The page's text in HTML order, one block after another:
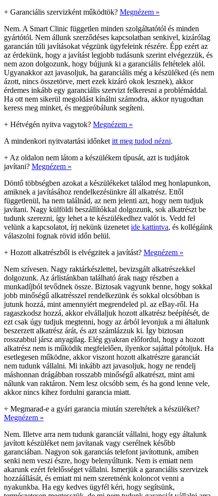
+ Garanciális szervizként működtök? Megnézem »
Nem. A Smart Clinic független minden szolgáltatótól és minden
gyártótól. Nem állunk szerződéses kapcsolatban senkivel, kizárólag
garancián túli javításokat végzünk ügyfeleink részére. Épp ezért az
az érdekünk, hogy a javítást legjobb tudásunk szerint elvégezzük, és
nem azon dolgozunk, hogy bújjunk ki a garanciális feltételek alól.
Ugyanakkor azt javasoljuk, ha garanciális még a készüléked (és nem
ázott, nincs összetörve, mert ezek kizáró okok lesznek), akkor
érdemes inkább egy garanciális szervizt felkeresni a problémáddal.
Ha ott nem sikerül megoldást kínálni számodra, akkor nyugodtan
keress meg minket, és megpróbálunk segíteni.
+ Hétvégén nyitva vagytok? Megnézem »
A mindenkori nyitvatartási időnket itt meg tudod nézni.
+ Az oldalon nem látom a készülékem típusát, azt is tudjátok
javítani? Megnézem »
Döntő többségben azokat a készülékeket találod meg honlapunkon,
amiknek a javításához rendelkezésünkre áll alkatrész. Ettől
függetlenül, ha nem találnád, az nem jelenti azt, hogy nem tudjuk
javítani. Nagy külföldi beszállítókkal dolgozunk, sok alkatrészt be
tudunk szerezni, így lehet a te készülékedhez valót is. Vedd fel
velünk a kapcsolatot, írj nekünk üzenetet ide kattintva, és kollégáink
válaszolni fognak rövid időn belül.
+ Hozott alkatrészből is elvégzitek a javítást? Megnézem »
Nem szívesen. Nagy raktárkészlettel, bevizsgált alkatrészekkel
dolgozunk. Az árlistánkban található árak nagy részben a
munkadíjból tevődnek össze. Biztosak vagyunk benne, hogy sokkal
jobb minőségű alkatrésszel rendelkezünk és sokkal olcsóbban is
jutunk hozzá, mint amennyiért megrendeled pl. az eBay-ről. Ha
ragaszkodsz hozzá, akkor elvállaljuk hozott alkatrész beépítését, de
ezt csak úgy tudjuk megtenni, hogy az árból levonjuk a mi általunk
beszerzett alkatrész árát, és azt számlázzuk ki. Így biztosan
rosszabbul jársz anyagilag. Elég gyakran előfordul, hogy a hozott
alkatrész nem is működik megfelelően, ilyenkor sajáttal pótoljuk. Ha
esetlegesen működne, akkor viszont hozott alkatrészre garanciát
nem tudunk vállalni. Mi inkább azt javasoljuk, hogy ne rendelj
máshonnan drágábban rosszabb minőségű alkatrészt, mint ami
nálunk van raktáron. Nem lesz olcsóbb sem, és ha gond lenne vele,
akkor nincs kihez fordulni garancia miatt.
+ Megmarad-e a gyári garancia miután szereltétek a készüléket?
Megnézem »
Nem. Illetve arra nem tudunk garanciát vállalni, hogy egy általunk
javított készüléket nem javítanak vagy cserélnek később
garanciában. Nagyon sok garanciás telefont javítottunk, amiben
senki nem veszi észre, hogy belenyúltunk. Nem is emiatt nem
akarunk ezért felelősséget vállalni. Ismerjük a garanciális szervizek
hozzáállását, és emiatt mi nem szeretnénk koloncot venni a
nyakunkba. Ha egy kedves ügyfél kéri, hogy segítsünk,